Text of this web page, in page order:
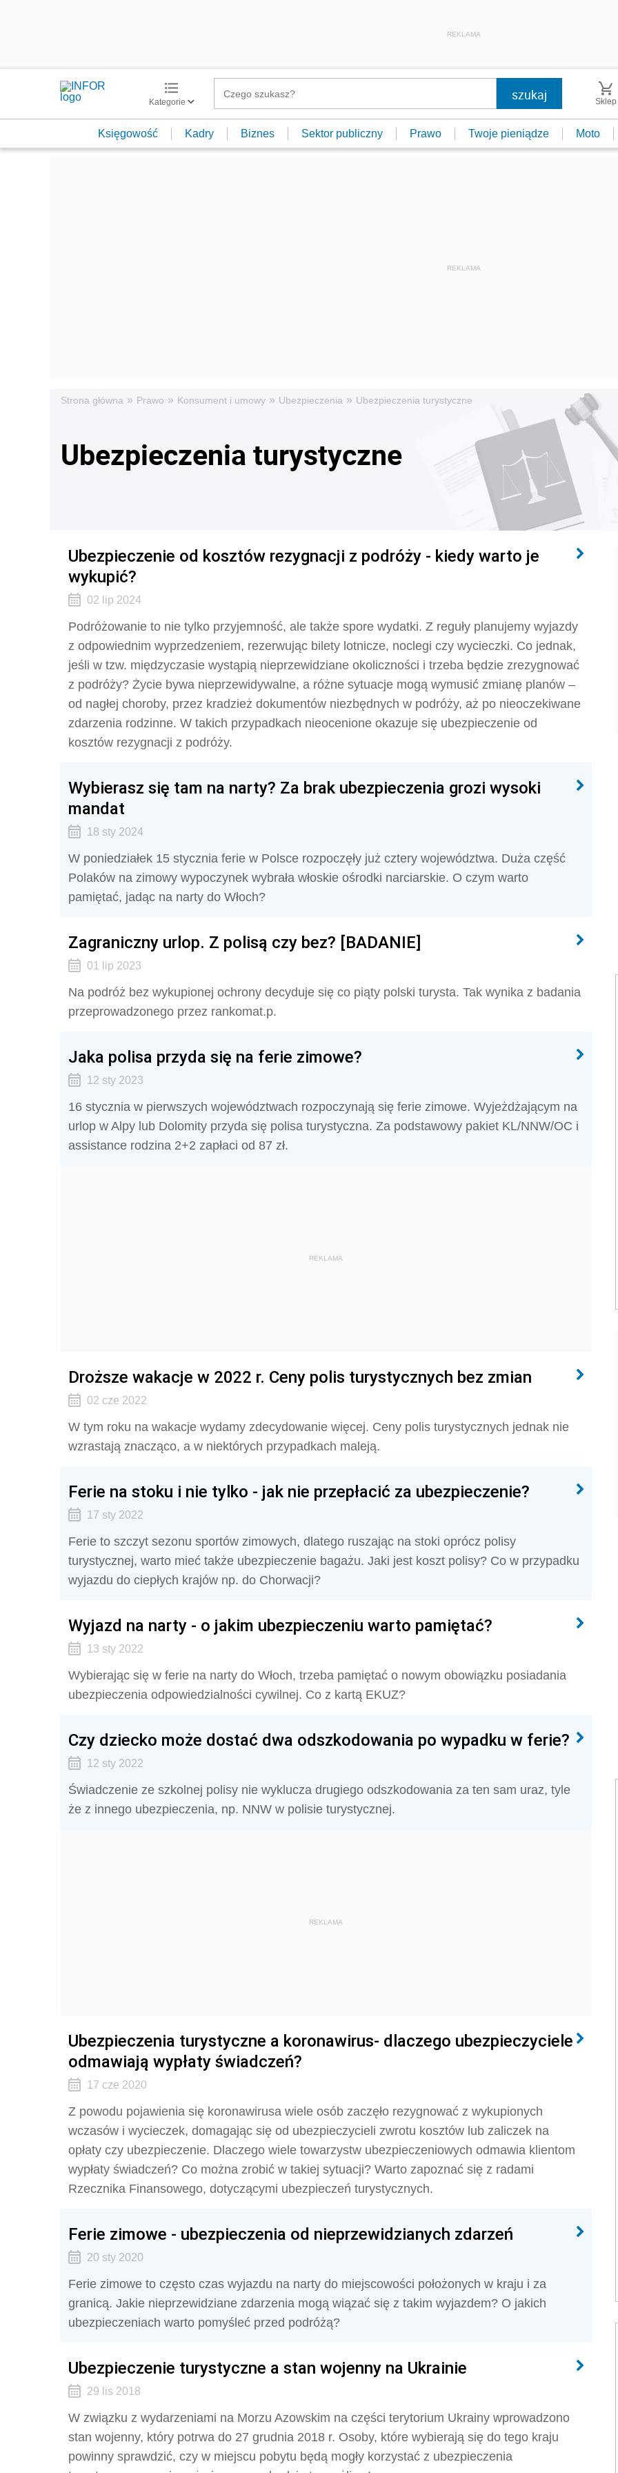
REKLAMA
Kategorie Sklep
Księgowość Kadry Biznes Sektor publiczny Prawo Twoje pieniądze Moto
Strona główna » Prawo » Konsument i umowy » Ubezpieczenia » Ubezpieczenia turystyczne
Ubezpieczenia turystyczne
Ubezpieczenie od kosztów rezygnacji z podróży - kiedy warto je
wykupić?
02 lip 2024
Podróżowanie to nie tylko przyjemność, ale także spore wydatki. Z reguły planujemy wyjazdy
z odpowiednim wyprzedzeniem, rezerwując bilety lotnicze, noclegi czy wycieczki. Co jednak,
jeśli w tzw. międzyczasie wystąpią nieprzewidziane okoliczności i trzeba będzie zrezygnować
z podróży? Życie bywa nieprzewidywalne, a różne sytuacje mogą wymusić zmianę planów –
od nagłej choroby, przez kradzież dokumentów niezbędnych w podróży, aż po nieoczekiwane
zdarzenia rodzinne. W takich przypadkach nieocenione okazuje się ubezpieczenie od
kosztów rezygnacji z podróży.
Wybierasz się tam na narty? Za brak ubezpieczenia grozi wysoki
mandat
18 sty 2024
W poniedziałek 15 stycznia ferie w Polsce rozpoczęły już cztery województwa. Duża część
Polaków na zimowy wypoczynek wybrała włoskie ośrodki narciarskie. O czym warto
pamiętać, jadąc na narty do Włoch?
Zagraniczny urlop. Z polisą czy bez? [BADANIE]
01 lip 2023
Na podróż bez wykupionej ochrony decyduje się co piąty polski turysta. Tak wynika z badania
przeprowadzonego przez rankomat.p.
Jaka polisa przyda się na ferie zimowe?
12 sty 2023
16 stycznia w pierwszych województwach rozpoczynają się ferie zimowe. Wyjeżdżającym na
urlop w Alpy lub Dolomity przyda się polisa turystyczna. Za podstawowy pakiet KL/NNW/OC i
assistance rodzina 2+2 zapłaci od 87 zł.
REKLAMA
Droższe wakacje w 2022 r. Ceny polis turystycznych bez zmian
02 cze 2022
W tym roku na wakacje wydamy zdecydowanie więcej. Ceny polis turystycznych jednak nie
wzrastają znacząco, a w niektórych przypadkach maleją.
Ferie na stoku i nie tylko - jak nie przepłacić za ubezpieczenie?
17 sty 2022
Ferie to szczyt sezonu sportów zimowych, dlatego ruszając na stoki oprócz polisy
turystycznej, warto mieć także ubezpieczenie bagażu. Jaki jest koszt polisy? Co w przypadku
wyjazdu do ciepłych krajów np. do Chorwacji?
Wyjazd na narty - o jakim ubezpieczeniu warto pamiętać?
13 sty 2022
Wybierając się w ferie na narty do Włoch, trzeba pamiętać o nowym obowiązku posiadania
ubezpieczenia odpowiedzialności cywilnej. Co z kartą EKUZ?
Czy dziecko może dostać dwa odszkodowania po wypadku w ferie?
12 sty 2022
Świadczenie ze szkolnej polisy nie wyklucza drugiego odszkodowania za ten sam uraz, tyle
że z innego ubezpieczenia, np. NNW w polisie turystycznej.
REKLAMA
Ubezpieczenia turystyczne a koronawirus- dlaczego ubezpieczyciele
odmawiają wypłaty świadczeń?
17 cze 2020
Z powodu pojawienia się koronawirusa wiele osób zaczęło rezygnować z wykupionych
wczasów i wycieczek, domagając się od ubezpieczycieli zwrotu kosztów lub zaliczek na
opłaty czy ubezpieczenie. Dlaczego wiele towarzystw ubezpieczeniowych odmawia klientom
wypłaty świadczeń? Co można zrobić w takiej sytuacji? Warto zapoznać się z radami
Rzecznika Finansowego, dotyczącymi ubezpieczeń turystycznych.
Ferie zimowe - ubezpieczenia od nieprzewidzianych zdarzeń
20 sty 2020
Ferie zimowe to często czas wyjazdu na narty do miejscowości położonych w kraju i za
granicą. Jakie nieprzewidziane zdarzenia mogą wiązać się z takim wyjazdem? O jakich
ubezpieczeniach warto pomyśleć przed podróżą?
Ubezpieczenie turystyczne a stan wojenny na Ukrainie
29 lis 2018
W związku z wydarzeniami na Morzu Azowskim na części terytorium Ukrainy wprowadzono
stan wojenny, który potrwa do 27 grudnia 2018 r. Osoby, które wybierają się do tego kraju
powinny sprawdzić, czy w miejscu pobytu będą mogły korzystać z ubezpieczenia